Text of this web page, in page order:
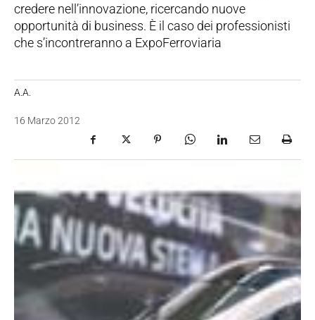
credere nell’innovazione, ricercando nuove
opportunità di business. È il caso dei professionisti
che s’incontreranno a ExpoFerroviaria
A.A.
16 Marzo 2012